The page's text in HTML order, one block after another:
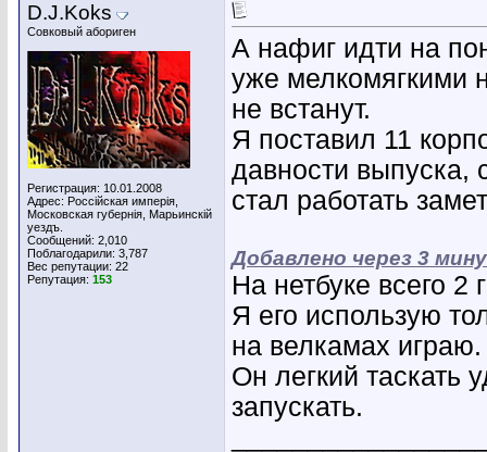
D.J.Koks
Совковый абориген
Регистрация: 10.01.2008
Адрес: Россiйская имперiя,
Московская губернiя, Марьинскiй
уездъ.
Сообщений: 2,010
Поблагодарили: 3,787
Вес репутации: 22
Репутация: 153
А нафиг идти на
уже мелкомягкими
не встанут.
Я поставил 11
давности выпуска,
стал работать
Добавлено через 3
На нетбуке всего
Я его использую
на велкамах играю.
Он легкий таскать
запускать.